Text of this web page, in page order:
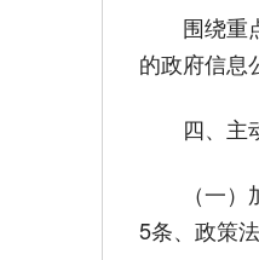
围绕重点
的政府信息
四、主动
（一）加
5条、政策